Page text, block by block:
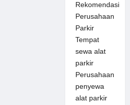
Rekomendasi
Perusahaan
Parkir
Tempat
sewa alat
parkir
Perusahaan
penyewa
alat parkir